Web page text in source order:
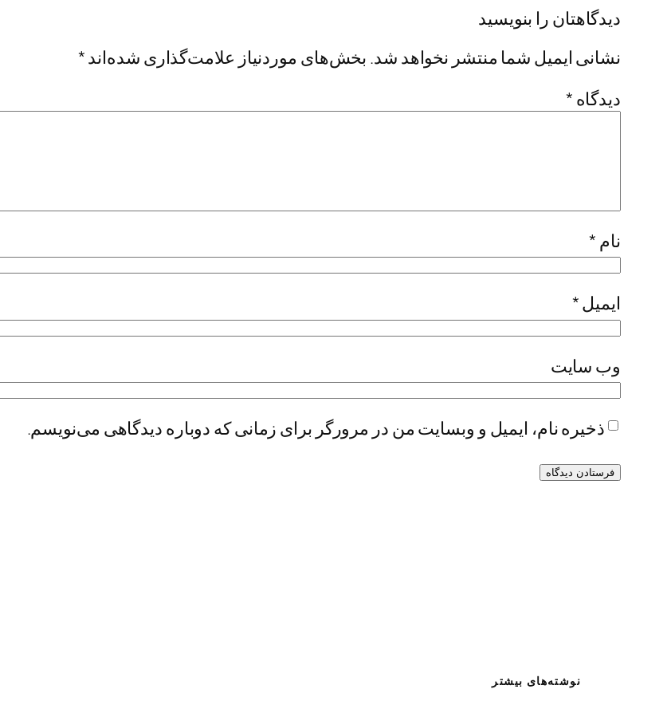
دیدگاهتان را بنویسید
نشانی ایمیل شما منتشر نخواهد شد. بخش‌های موردنیاز علامت‌گذاری شده‌اند*
دیدگاه *
نام *
ایمیل*
وب‌ سایت
ذخیره نام، ایمیل و وبسایت من در مرورگر برای زمانی که دوباره دیدگاهی می‌نویسم.
نوشته‌های بیشتر